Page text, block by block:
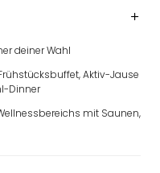
deiner Wahl
Aktiv-Jause
Dinner
mit Saunen,